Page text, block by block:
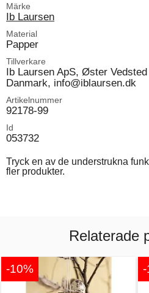
Märke
Ib Laursen
Material
Papper
Tillverkare
Ib Laursen ApS, Øster
Danmark, info@iblaursen.dk
Artikelnummer
92178-99
Id
053732
Tryck en av de understrukna
fler produkter.
Relaterade
-10% -